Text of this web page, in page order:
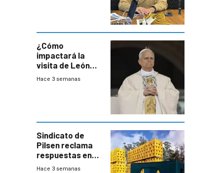
¿Cómo
impactará la
visita de León
XIV a Uruguay?
Hace 3 semanas
Sindicato de
Pilsen reclama
respuestas en
medio de
Hace 3 semanas